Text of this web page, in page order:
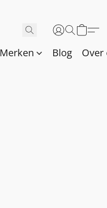
Merken Blog Over